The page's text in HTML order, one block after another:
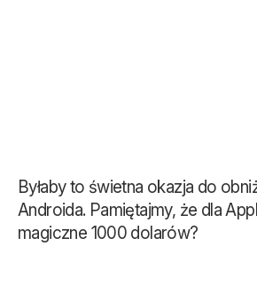
Byłaby to świetna okazja do
Androida. Pamiętajmy, że dla
magiczne 1000 dolarów?